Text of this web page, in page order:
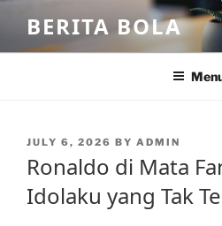
content
BERITA BOLA
POSTED
JULY 6, 2026 BY ADMIN
Ronaldo di Mata
Idolaku yang Tak